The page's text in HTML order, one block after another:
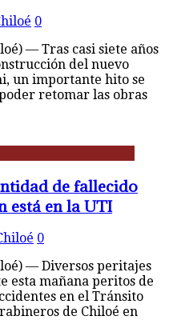
0
— Tras casi siete años
del nuevo
un importante hito se
retomar las obras
de fallecido
está en la UTI
0
— Diversos peritajes
esta mañana peritos de
en el Tránsito
de Chiloé en